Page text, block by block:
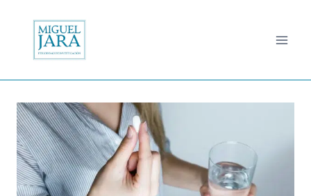
contenido